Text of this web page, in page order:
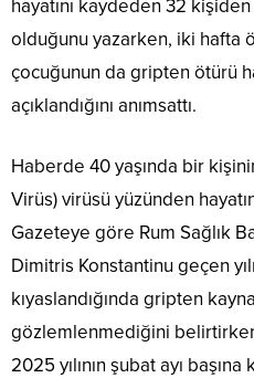
hayatını kaydeden 32
olduğunu yazarken, iki hafta
çocuğunun da gripten ötürü
açıklandığını anımsattı.
Haberde 40 yaşında bir
Virüs) virüsü yüzünden
Gazeteye göre Rum Sağlık
Dimitris Konstantinu geçen
kıyaslandığında gripten
gözlemlenmediğini belirtirken,
2025 yılının şubat ayı başına